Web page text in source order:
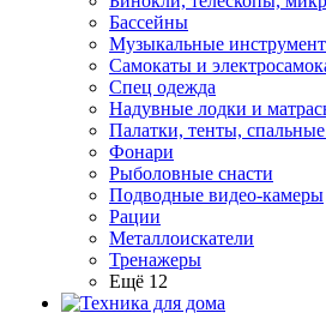
Бассейны
Музыкальные
Самокаты и
Спец одежда
Надувные лодки и
Палатки, тенты,
Фонари
Рыболовные снасти
Подводные видео-камеры
Рации
Металлоискатели
Тренажеры
Ещё 12